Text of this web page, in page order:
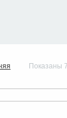
Показаны